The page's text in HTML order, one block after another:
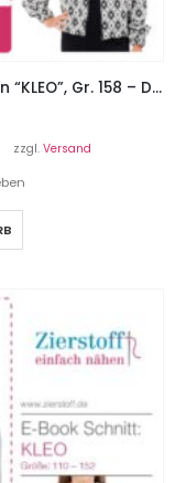
Jacke mit Kapuze und Raglanärmeln “KLEO”, Gr. 158 – Damengr. 46
zzgl. Versand